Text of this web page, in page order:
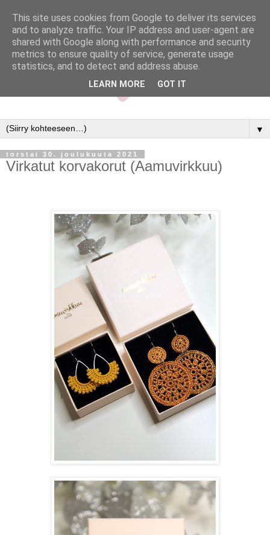
▼
torstai 30. joulukuuta 2021
Virkatut korvakorut (Aamuvirkkuu)
This site uses cookies from Google to deliver its services
and to analyze traffic. Your IP address and user-agent are
shared with Google along with performance and security
metrics to ensure quality of service, generate usage
statistics, and to detect and address abuse.
LEARN MORE GOT IT